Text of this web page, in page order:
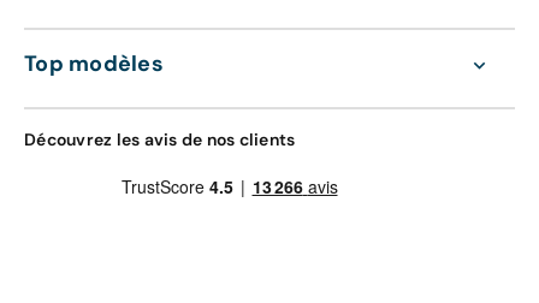
Top modèles
Découvrez les avis de nos clients